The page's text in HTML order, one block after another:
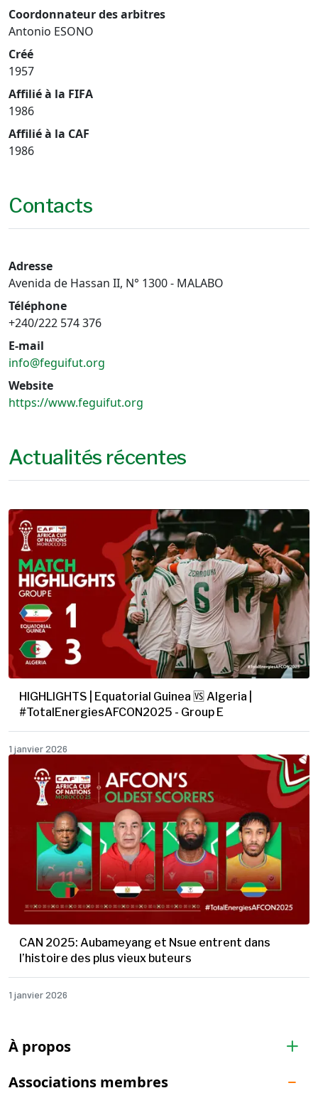
À propos
Associations membres
Coordonnateur des arbitres
Antonio ESONO
Créé
1957
Affilié à la FIFA
1986
Affilié à la CAF
1986
Contacts
Adresse
Avenida de Hassan II, N° 1300 - MALABO
Téléphone
+240/222 574 376
E-mail
info@feguifut.org
Website
https://www.feguifut.org
Actualités récentes
HIGHLIGHTS | Equatorial Guinea 🆚 Algeria |
#TotalEnergiesAFCON2025 - Group E
1 janvier 2026
CAN 2025: Aubameyang et Nsue entrent dans
l’histoire des plus vieux buteurs
1 janvier 2026